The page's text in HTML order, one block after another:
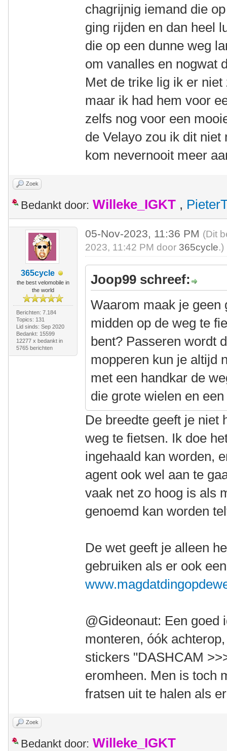
chagrijnig iemand die
ging rijden en dan heel
die op een dunne weg
om vanalles en nogwat
Met de trike lig ik er
maar ik had hem voor
zelfs nog voor een
de Velayo zou ik dit
kom nevernooit meer
Zoek
Bedankt door: Willeke_IGKT ,
365cycle
the best velomobile in
the world
Berichten: 7.184
Topics: 131
Lid sinds: Sep 2020
Bedankt: 15599
12277 x bedankt in
5765 berichten
05-Nov-2023, 11:36 PM (Dit
2023, 11:42 PM door 365cycle.)
Joop99 schreef:
Waarom maak je
midden op de weg te
bent? Passeren wordt
mopperen kun je altijd
met een handkar de
die grote wielen en
De breedte geeft je niet
weg te fietsen. Ik doe
ingehaald kan worden,
agent ook wel aan te
vaak net zo hoog is als
genoemd kan worden
De wet geeft je alleen
gebruiken als er ook
@Gideonaut: Een goed
monteren, óók
stickers "DASHCAM
eromheen. Men is toch
fratsen uit te halen als
Zoek
Bedankt door: Willeke_IGKT